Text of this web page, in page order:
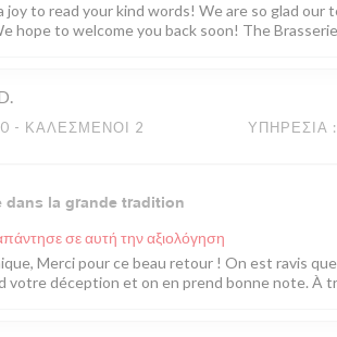
joy to read your kind words! We are so glad
hope to welcome you back soon! The
- ΚΑΛΕΣΜΈΝΟΙ 2 ΥΠΗΡΕΣΊΑ :
dans la grande tradition
σε αυτή την αξιολόγηση
Merci pour ce beau retour ! On est ravis
votre déception et on en prend bonne note. À